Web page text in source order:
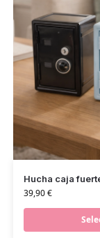
Hucha caja
39,90€